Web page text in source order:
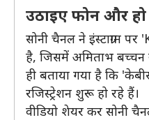
उठाइए फोन और हो
सोनी चैनल ने इंस्टाग्राम
है, जिसमें अमिताभ बच्चन
ही बताया गया है कि
रजिस्ट्रेशन शुरू हो रहे हैं।
वीडियो शेयर कर सोनी